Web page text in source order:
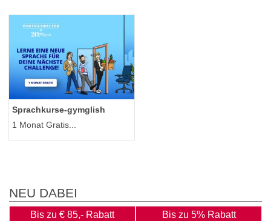
Sprachkurse-gymglish
1 Monat Gratis...
NEU DABEI
Bis zu € 85,- Rabatt Bis zu 5% Rabatt